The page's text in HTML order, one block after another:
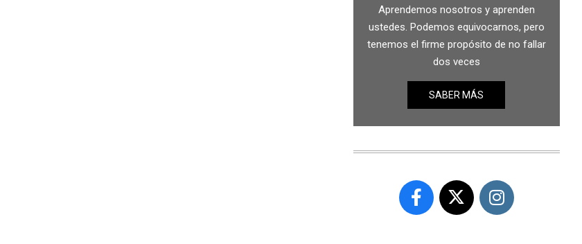
Aprendemos nosotros y aprenden
ustedes. Podemos equivocarnos, pero
tenemos el firme propósito de no fallar
dos veces
SABER MÁS